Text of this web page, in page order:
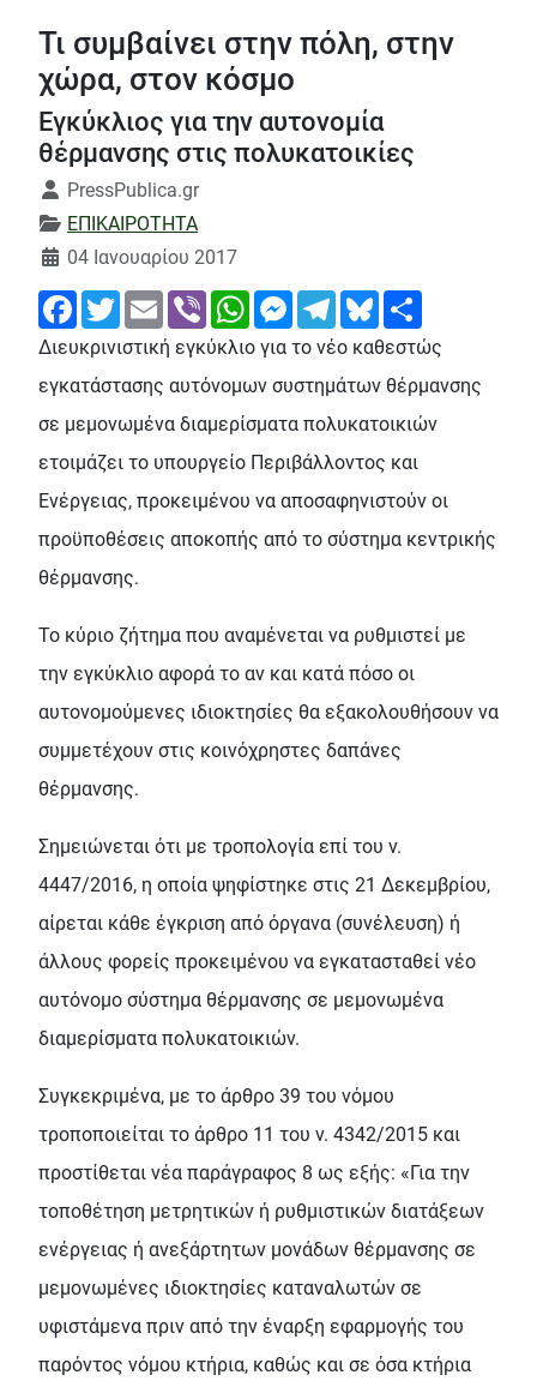
Τι συμβαίνει στην πόλη, στην
χώρα, στον κόσμο
Εγκύκλιος για την αυτονομία
θέρμανσης στις πολυκατοικίες
Λεπτομέρειες
PressPublica.gr
ΕΠΙΚΑΙΡΟΤΗΤΑ
04 Ιανουαρίου 2017
FacebookTwitterEmail Viber WhatsAppMessengerTelegramBluesky
Διευκρινιστική εγκύκλιο για το νέο καθεστώς
εγκατάστασης αυτόνομων συστημάτων θέρμανσης
σε μεμονωμένα διαμερίσματα πολυκατοικιών
ετοιμάζει το υπουργείο Περιβάλλοντος και
Ενέργειας, προκειμένου να αποσαφηνιστούν οι
προϋποθέσεις αποκοπής από το σύστημα κεντρικής
θέρμανσης.
Το κύριο ζήτημα που αναμένεται να ρυθμιστεί με
την εγκύκλιο αφορά το αν και κατά πόσο οι
αυτονομούμενες ιδιοκτησίες θα εξακολουθήσουν να
συμμετέχουν στις κοινόχρηστες δαπάνες
θέρμανσης.
Σημειώνεται ότι με τροπολογία επί του ν.
4447/2016, η οποία ψηφίστηκε στις 21 Δεκεμβρίου,
αίρεται κάθε έγκριση από όργανα (συνέλευση) ή
άλλους φορείς προκειμένου να εγκατασταθεί νέο
αυτόνομο σύστημα θέρμανσης σε μεμονωμένα
διαμερίσματα πολυκατοικιών.
Συγκεκριμένα, με το άρθρο 39 του νόμου
τροποποιείται το άρθρο 11 του ν. 4342/2015 και
προστίθεται νέα παράγραφος 8 ως εξής: «Για την
τοποθέτηση μετρητικών ή ρυθμιστικών διατάξεων
ενέργειας ή ανεξάρτητων μονάδων θέρμανσης σε
μεμονωμένες ιδιοκτησίες καταναλωτών σε
υφιστάμενα πριν από την έναρξη εφαρμογής του
παρόντος νόμου κτήρια, καθώς και σε όσα κτήρια